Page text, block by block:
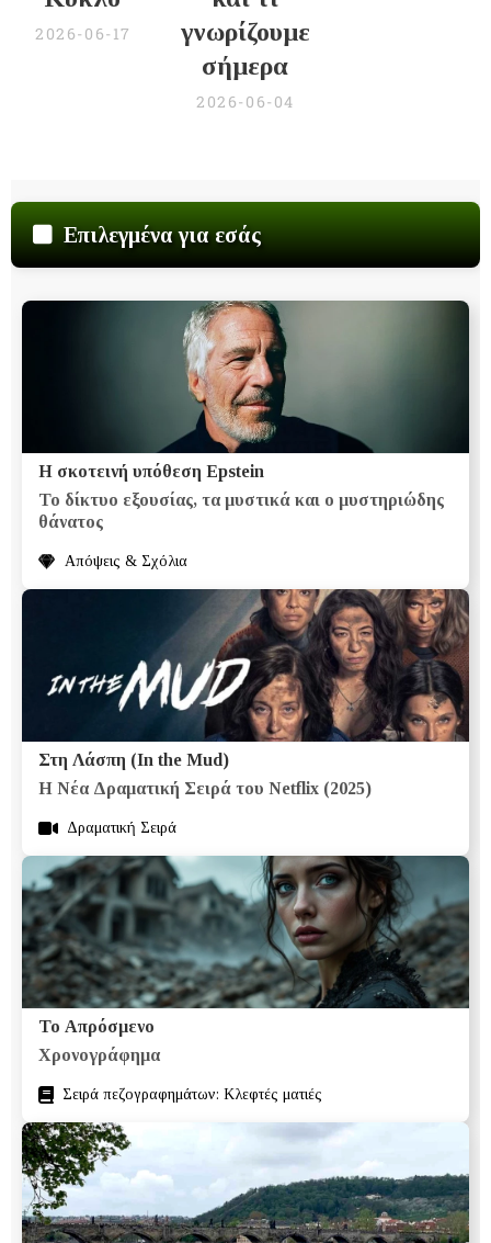
2026-06-17
γνωρίζουμε
σήμερα
2026-06-04
Επιλεγμένα για εσάς
Η σκοτεινή υπόθεση Epstein
Το δίκτυο εξουσίας, τα μυστικά και ο μυστηριώδης
θάνατος
Απόψεις & Σχόλια
Στη Λάσπη (In the Mud)
Η Νέα Δραματική Σειρά του Netflix (2025)
Δραματική Σειρά
Το Απρόσμενο
Χρονογράφημα
Σειρά πεζογραφημάτων: Κλεφτές ματιές